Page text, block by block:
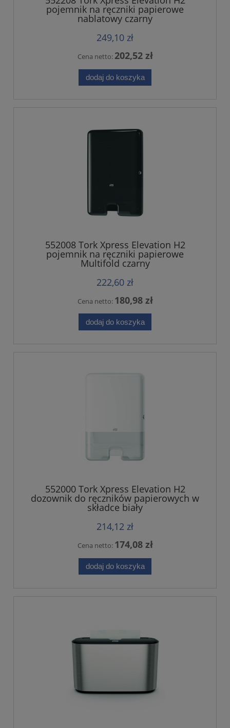
pojemnik na ręczniki papierowe
nablatowy czarny
249,10 zł
Cena netto: 202,52 zł
dodaj do koszyka
552008 Tork Xpress Elevation H2
pojemnik na ręczniki papierowe
Multifold czarny
222,60 zł
Cena netto: 180,98 zł
dodaj do koszyka
552000 Tork Xpress Elevation H2
dozownik do ręczników papierowych w
składce biały
214,12 zł
Cena netto: 174,08 zł
dodaj do koszyka